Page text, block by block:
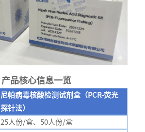
产品核心信息一览
尼帕病毒核酸检测试剂盒（PCR-荧光
探针法）
25人份/盒、50人份/盒